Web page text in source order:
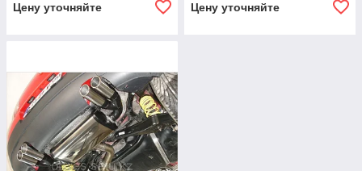
Цену уточняйте Цену уточняйте